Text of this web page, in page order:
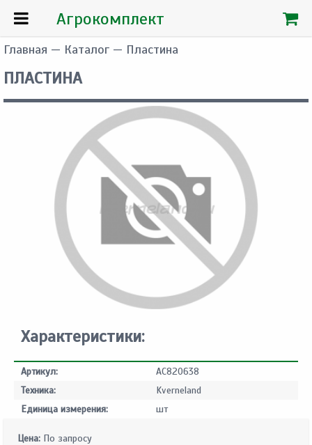
Главная — Каталог — Пластина
ПЛАСТИНА
Характеристики:
Артикул:
AC820638
Техника:
Kverneland
Единица измерения:
шт
Цена: По запросу
Агрокомплект